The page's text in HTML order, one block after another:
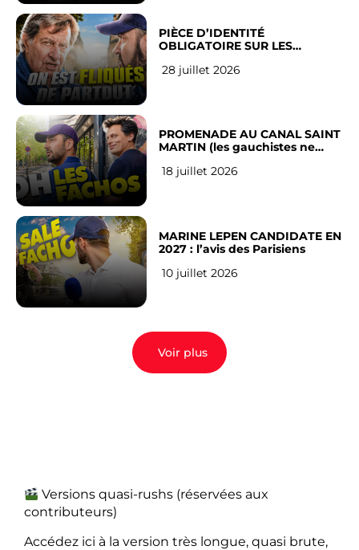
PIÈCE D’IDENTITÉ
OBLIGATOIRE SUR LES
Français
28 juillet 2026
PROMENADE AU CANAL SAINT
MARTIN (les gauchistes ne
18 juillet 2026
MARINE LEPEN CANDIDATE EN
2027 : l’avis des Parisiens
10 juillet 2026
Voir plus
Versions quasi-rushs (réservées aux
contributeurs)
Accédez ici à la version très longue, quasi brute,